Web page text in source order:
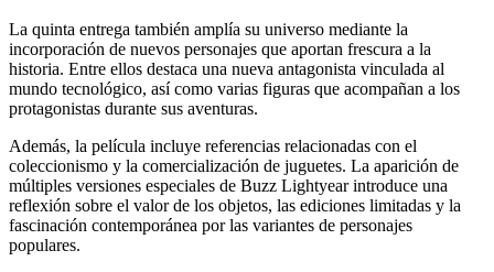
La quinta entrega también amplía su universo mediante la
incorporación de nuevos personajes que aportan frescura a la
historia. Entre ellos destaca una nueva antagonista vinculada al
mundo tecnológico, así como varias figuras que acompañan a los
protagonistas durante sus aventuras.
Además, la película incluye referencias relacionadas con el
coleccionismo y la comercialización de juguetes. La aparición de
múltiples versiones especiales de Buzz Lightyear introduce una
reflexión sobre el valor de los objetos, las ediciones limitadas y la
fascinación contemporánea por las variantes de personajes
populares.